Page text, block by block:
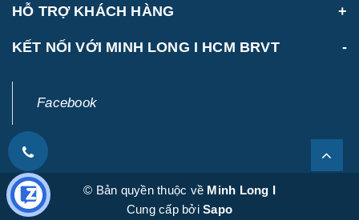
HỖ TRỢ KHÁCH HÀNG
KẾT NỐI VỚI MINH LONG I HCM BRVT
Facebook
© Bản quyền thuộc về Minh Long I
Cung cấp bởiSapo